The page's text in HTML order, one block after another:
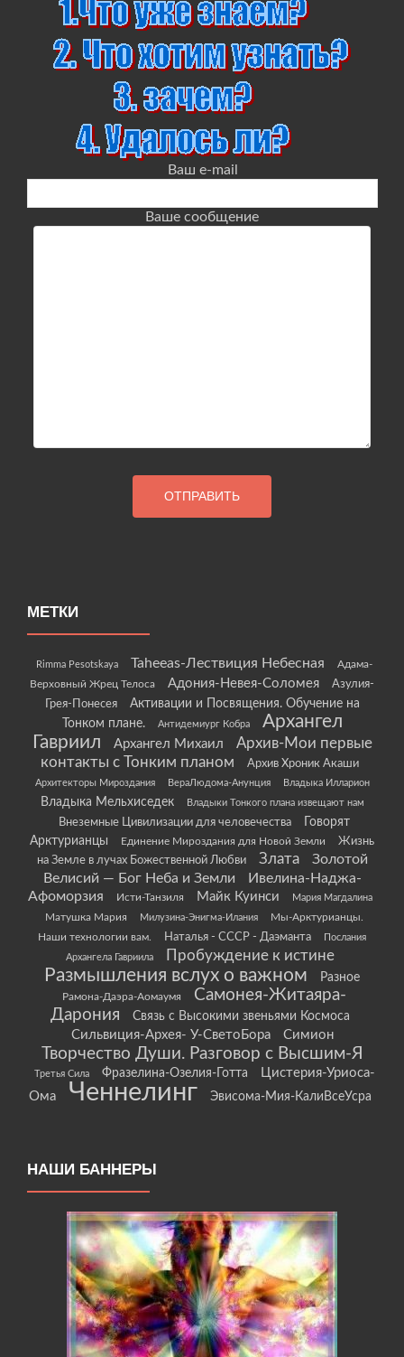
Ваш e-mail
Ваше сообщение
МЕТКИ
Rimma Pesotskaya Taheeas-Лествиция Небесная
Адама-
Верховный Жрец Телоса
Адония-Невея-Соломея
Азулия-
Грея-Понесея
Активации и Посвящения. Обучение на
Тонком плане.
Антидемиург Кобра
Архангел
Гавриил
Архангел Михаил
Архив-Мои первые
контакты с Тонким планом
Архив Хроник Акаши
Архитекторы Мироздания ВераЛюдома-Анунция Владыка Илларион
Владыка Мельхиседек Владыки Тонкого плана извещают нам
Внеземные Цивилизации для человечества
Говорят
Арктурианцы
Единение Мироздания для Новой Земли
Жизнь
на Земле в лучах Божественной Любви
Злата
Золотой
Велисий — Бог Неба и Земли
Ивелина-Наджа-
Афоморзия
Исти-Танзиля Майк Куинси Мария Магдалина
Матушка Мария Милузина-Энигма-Илания
Мы-Арктурианцы.
Наши технологии вам.
Наталья - СССР - Даэманта
Послания
Архангела Гавриила
Пробуждение к истине
Размышления вслух о важном Разное
Рамона-Даэра-Аомаумя
Самонея-Житаяра-
Дарония
Связь с Высокими звеньями Космоса
Сильвиция-Архея- У-СветоБора Симион
Творчество Души. Разговор с Высшим-Я
Третья Сила Фразелина-Озелия-Готта
Цистерия-Уриоса-
Ома
Ченнелинг Эвисома-Мия-КалиВсеУсра
НАШИ БАННЕРЫ